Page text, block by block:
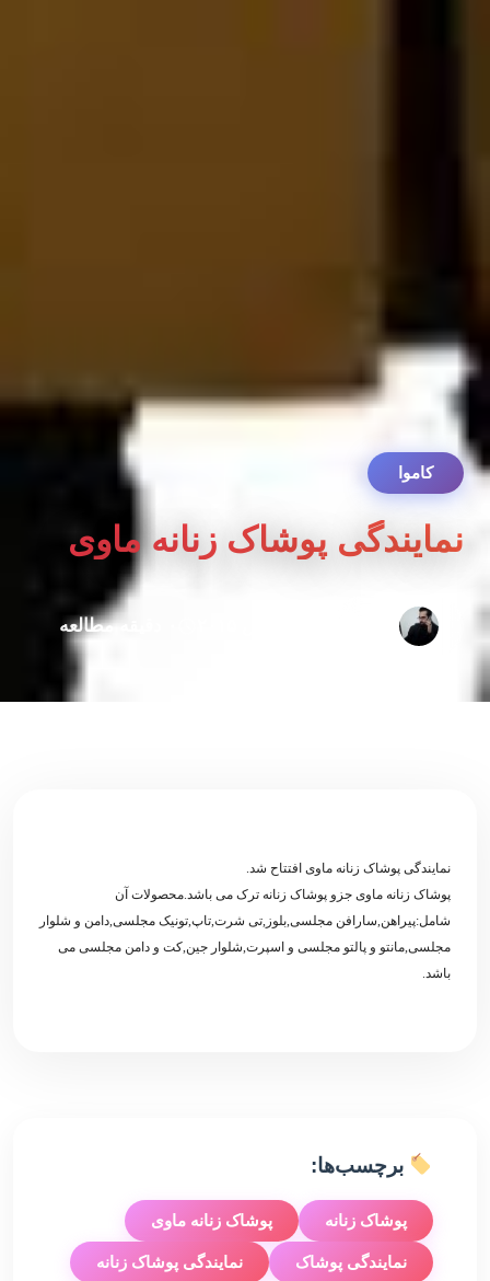
کاموا
نمایندگی پوشاک زنانه ماوی
نمایندگی پوشاک زنانه ماوی افتتاح شد.
پوشاک زنانه ماوی جزو پوشاک زنانه ترک می باشد.محصولات آن
شامل:پیراهن,سارافن مجلسی,بلوز,تی شرت,تاپ,تونیک مجلسی,دامن و شلوار
مجلسی,مانتو و پالتو مجلسی و اسپرت,شلوار جین,کت و دامن مجلسی می
باشد.
برچسب‌ها:
پوشاک زنانه پوشاک زنانه ماوی
نمایندگی پوشاک نمایندگی پوشاک زنانه